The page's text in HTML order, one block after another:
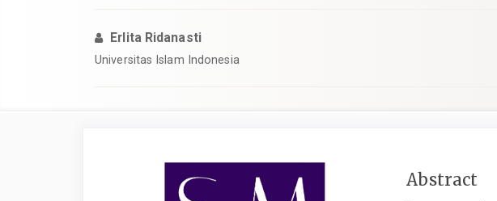
Erlita Ridanasti
Universitas Islam Indonesia
Main
Abstract